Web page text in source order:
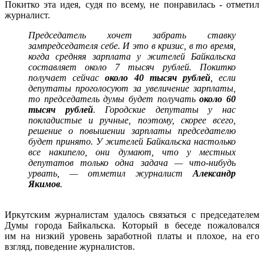
Покитко эта идея, судя по всему, не понравилась - отметил
журналист.
Председатель хочет забрать ставку
зампредседателя себе. И это в кризис, в то время,
когда средняя зарплата у жителей Байкальска
составляет около 7 тысяч рублей. Покитко
получает сейчасоколо 40 тысяч рублей, если
депутаты проголосуют за увеличение зарплаты,
то председатель думы будет получатьоколо 60
тысяч рублей. Городские депутаты у нас
покладистые и ручные, поэтому, скорее всего,
решение о повышении зарплаты председателю
будет принято. У жителей Байкальска настолько
все накипело, они думают, что у местных
депутатов только одна задача — что-нибудь
урвать, — отметил журналист Александр
Якимов.
Иркутским журналистам удалось связаться с председателем
Думы города Байкальска. Который в беседе пожаловался
им на низкий уровень заработной платы и плохое, на его
взгляд, поведение журналистов.